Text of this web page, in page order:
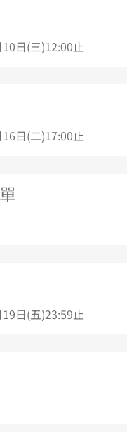
日(三)12:00止
日(二)17:00止
日(五)23:59止